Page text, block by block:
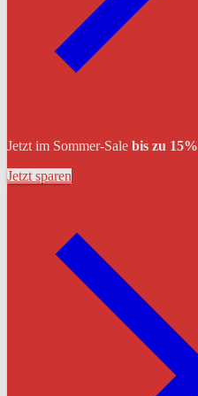
Jetzt im Sommer-Sale bis zu 15%
Jetzt sparen